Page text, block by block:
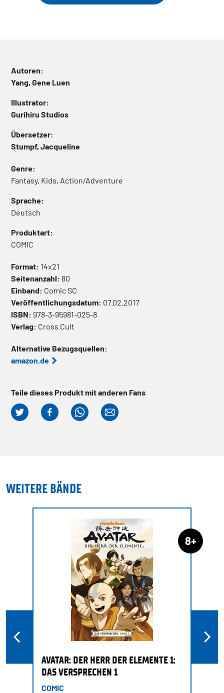
Autoren:
Yang, Gene Luen
Illustrator:
Gurihiru Studios
Übersetzer:
Stumpf, Jacqueline
Genre:
Fantasy, Kids, Action/Adventure
Sprache:
Deutsch
Produktart:
COMIC
Format: 14x21
Seitenanzahl: 80
Einband: ComicSC
Veröffentlichungsdatum: 07.02.2017
ISBN: 978-3-95981-025-8
Verlag: Cross Cult
Alternative Bezugsquellen:
amazon.de
Teile dieses Produkt mit anderen Fans
WEITERE BÄNDE
8+
AVATAR: DER HERR DER ELEMENTE 1:
DAS VERSPRECHEN 1
COMIC